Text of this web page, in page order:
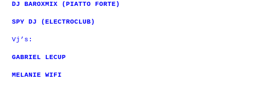
DJ BAROXMIX (PIATTO FORTE)
SPY DJ (ELECTROCLUB)
Vj’s:
GABRIEL LECUP
MELANIE WIFI